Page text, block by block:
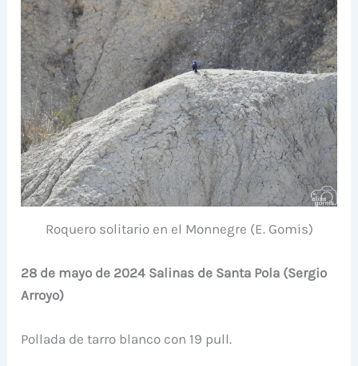
Roquero solitario en el Monnegre (E. Gomis)
28 de mayo de 2024 Salinas de Santa Pola (Sergio
Arroyo)
Pollada de tarro blanco con 19 pull.